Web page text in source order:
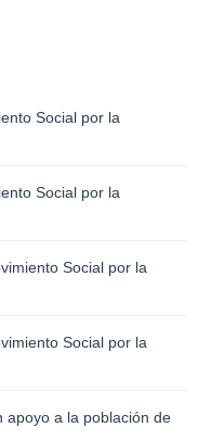
Social por la
Social por la
Social por la
Social por la
apoyo a la población de